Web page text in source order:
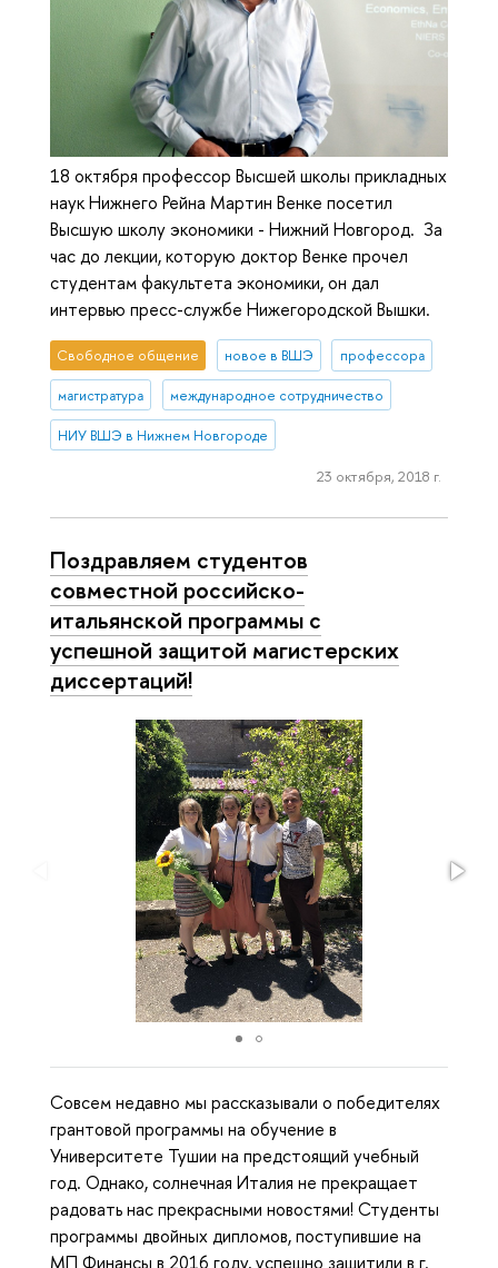
18 октября профессор Высшей школы прикладных
наук Нижнего Рейна Мартин Венке посетил
Высшую школу экономики - Нижний Новгород. За
час до лекции, которую доктор Венке прочел
студентам факультета экономики, он дал
интервью пресс-службе Нижегородской Вышки.
Свободное общение новое в ВШЭ профессора
магистратура международное сотрудничество
НИУ ВШЭ в Нижнем Новгороде
23 октября, 2018 г.
Поздравляем студентов
совместной российско-
итальянской программы с
успешной защитой магистерских
диссертаций!
Совсем недавно мы рассказывали о победителях
грантовой программы на обучение в
Университете Тушии на предстоящий учебный
год. Однако, солнечная Италия не прекращает
радовать нас прекрасными новостями! Студенты
программы двойных дипломов, поступившие на
МП Финансы в 2016 году, успешно защитили в г.